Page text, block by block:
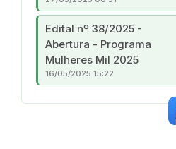
Edital nº 38/2025 -
Abertura - Programa
Mulheres Mil 2025
16/05/2025 15:22